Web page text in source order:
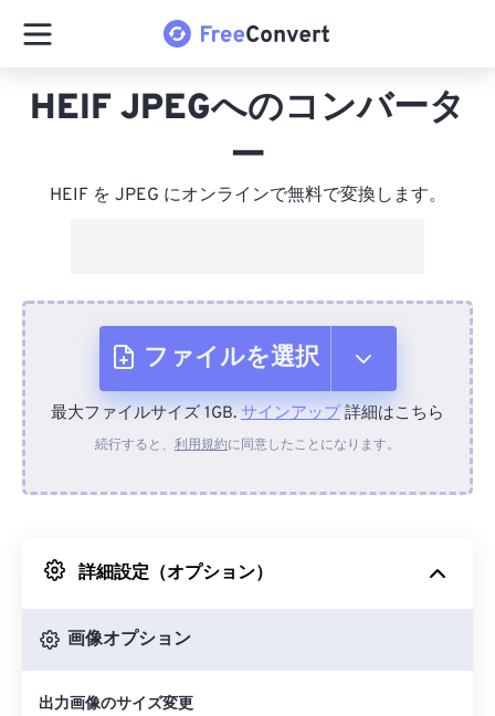
HEIF JPEGへのコンバータ
ー
HEIF を JPEG にオンラインで無料で変換します。
ファイルを選択
デバイスから
Googleドライブから
最大ファイルサイズ 1GB. サインアップ詳細はこちら
続行すると、 利用規約に同意したことになります。
詳細設定（オプション）
画像オプション
出力画像のサイズ変更